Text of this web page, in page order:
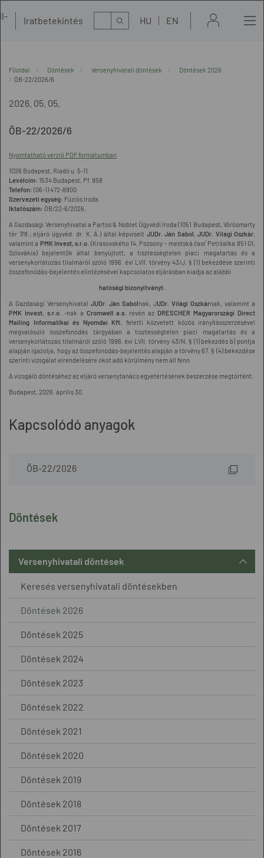
Iratbetekintés Kereső HU EN
Döntések
Versenyhivatali döntések
Keresés versenyhivatali döntésekben
Döntések 2026
Döntések 2025
Döntések 2024
Döntések 2023
Döntések 2022
Döntések 2021
Döntések 2020
Döntések 2019
Döntések 2018
Döntések 2017
Döntések 2016
Főoldal Döntések Versenyhivatali döntések
Döntések 2026
ÖB-22/2026/6
2026. 05. 05.
ÖB-22/2026/6
Nyomtatható verzió PDF formátumban
1026 Budapest, Riadó u. 5-11.
Levélcím: 1534 Budapest, Pf. 958
Telefon: (06-1) 472-8900
Szervezeti egység: Fúziós Iroda
Iktatószám: ÖB/22-6/2026.
A Gazdasági Versenyhivatal a Partos & Noblet Ügyvédi Iroda (1051 Budapest, Vörösmarty
tér 7/8.; eljáró ügyvéd: dr. K. Á.) által képviselt JUDr. Ján Sabol, JUDr. Világi Oszkár,
valamint a PMK Invest, s.r.o. (Krasovského 14, Pozsony – mestská časť Petržalka 851 01,
Szlovákia) bejelentők által benyújtott, a tisztességtelen piaci magatartás és a
versenykorlátozás tilalmáról szóló 1996. évi LVII. törvény 43/J. § (1) bekezdése szerinti
összefonódás-bejelentés elintézésével kapcsolatos eljárásban kiadja az alábbi
hatósági bizonyítványt.
A Gazdasági Versenyhivatal JUDr. Ján Sabolnak, JUDr. Világi Oszkárnak, valamint a
PMK Invest, s.r.o. -nak a Cromwell a.s. révén az DRESCHER Magyarországi Direct
Mailing Informatikai és Nyomdai Kft. feletti közvetett közös irányításszerzésével
megvalósuló összefonódás tárgyában a tisztességtelen piaci magatartás és a
versenykorlátozás tilalmáról szóló 1996. évi LVII. törvény 43/N. § (1) bekezdés b) pontja
alapján igazolja, hogy az összefonódás-bejelentés alapján a törvény 67. § (4) bekezdése
szerinti vizsgálat elrendelésére okot adó körülmény nem áll fenn.
A vizsgáló döntéséhez az eljáró versenytanács egyetértésének beszerzése megtörtént.
Budapest, 2026. április 30.
Kapcsolódó anyagok
ÖB-22/2026